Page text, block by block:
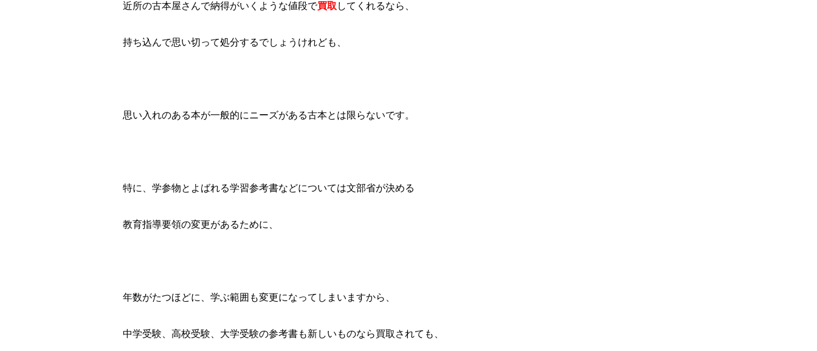
近所の古本屋さんで納得がいくような値段で買取 してくれるなら、
持ち込んで思い切って処分するでしょうけれども、
思い入れのある本が一般的にニーズがある古本とは限らないです。
特に、学参物とよばれる学習参考書などについては文部省が決める
教育指導要領の変更があるために、
年数がたつほどに、学ぶ範囲も変更になってしまいますから、
中学受験、高校受験、大学受験の参考書も新しいものなら買取されても、